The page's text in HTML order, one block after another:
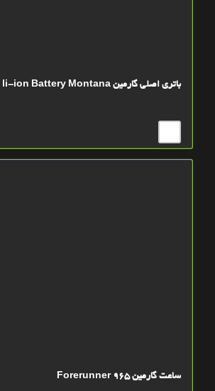
باتري اصلي گارمین Garmin li-ion Battery Montana
ساعت گارمین Forerunner 965